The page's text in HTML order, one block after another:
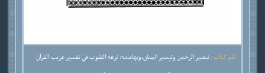
نام کتاب :تبصير الرحمن وتيسير المنان،وبهامشه: نزهة القلوب في تفسير غريب القرآن